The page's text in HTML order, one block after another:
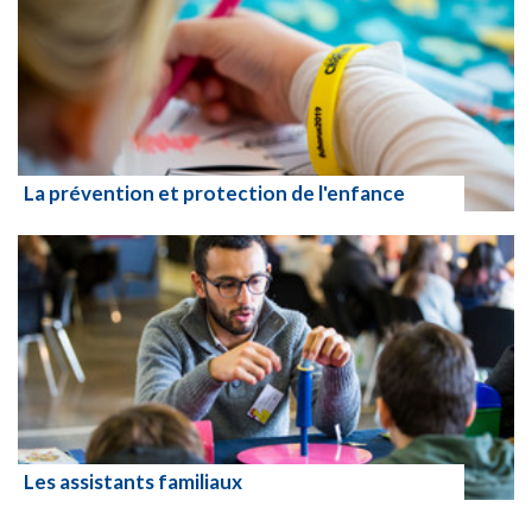
La prévention et protection de l'enfance
Les assistants familiaux